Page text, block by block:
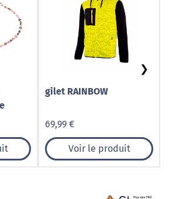
gilet RAINBOW
69,99 €
Voir le produit
❯